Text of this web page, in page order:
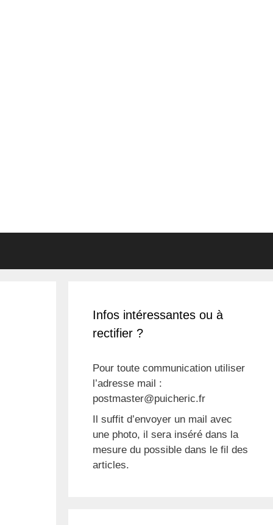
Infos intéressantes ou à
rectifier ?
Pour toute communication utiliser
l’adresse mail :
postmaster@puicheric.fr
Il suffit d’envoyer un mail avec
une photo, il sera inséré dans la
mesure du possible dans le fil des
articles.